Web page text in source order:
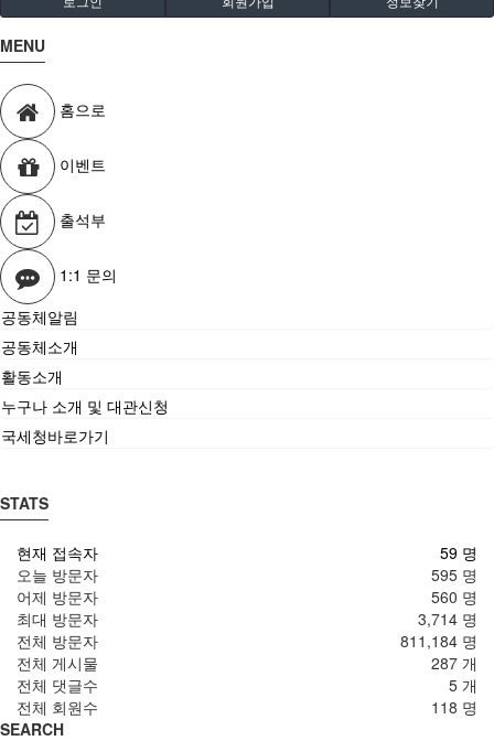
MENU
홈으로
이벤트
출석부
1:1 문의
공동체알림
공동체소개
활동소개
누구나 소개 및 대관신청
국세청바로가기
STATS
59 명
현재 접속자
595 명
오늘 방문자
560 명
어제 방문자
3,714 명
최대 방문자
811,184 명
전체 방문자
287 개
전체 게시물
5 개
전체 댓글수
118 명
전체 회원수
SEARCH